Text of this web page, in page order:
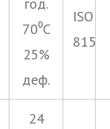
год.
70⁰С
25%
деф.
ISO
815
24